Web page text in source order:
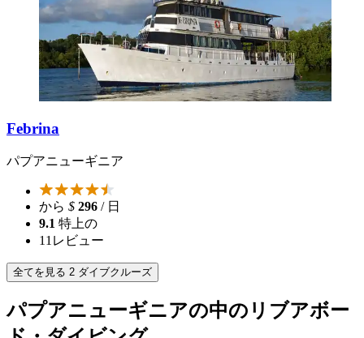
Febrina
パプアニューギニア
から $ 296 / 日
9.1 特上の
11 レビュー
全てを見る 2 ダイブクルーズ
パプアニューギニアの中のリブアボー